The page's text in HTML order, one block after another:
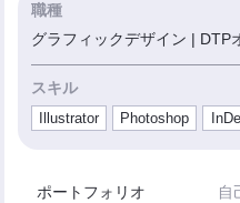
職種
グラフィックデザイン | DTP
スキル
Illustrator Photoshop
ポートフォリオ 自